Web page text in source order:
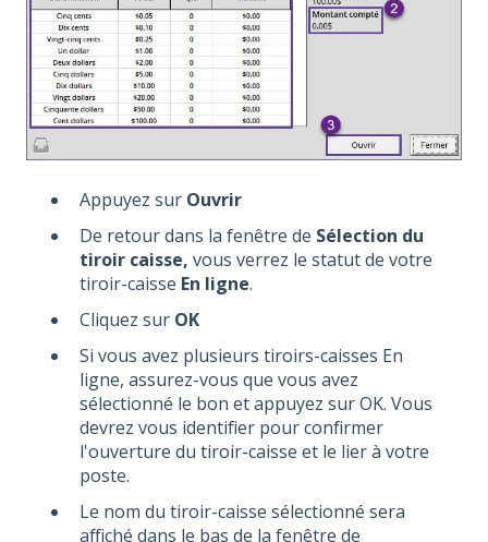
Appuyez sur Ouvrir
De retour dans la fenêtre de Sélection du
tiroir caisse, vous verrez le statut de votre
tiroir-caisse En ligne.
Cliquez sur OK
Si vous avez plusieurs tiroirs-caisses En
ligne, assurez-vous que vous avez
sélectionné le bon et appuyez sur OK. Vous
devrez vous identifier pour confirmer
l'ouverture du tiroir-caisse et le lier à votre
poste.
Le nom du tiroir-caisse sélectionné sera
affiché dans le bas de la fenêtre de